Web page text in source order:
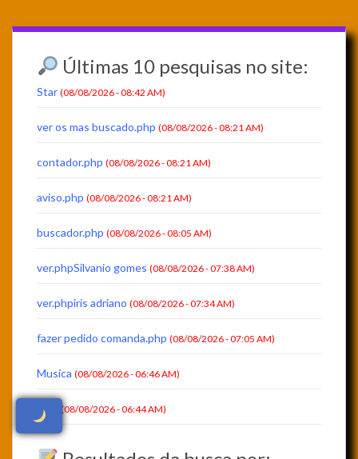
Últimas 10 pesquisas no site:
Star (08/08/2026 - 08:42 AM)
ver os mas buscado.php (08/08/2026 - 08:21 AM)
contador.php (08/08/2026 - 08:21 AM)
aviso.php (08/08/2026 - 08:21 AM)
buscador.php (08/08/2026 - 08:05 AM)
ver.phpSilvanio gomes (08/08/2026 - 07:38 AM)
ver.phpiris adriano (08/08/2026 - 07:34 AM)
fazer pedido comanda.php (08/08/2026 - 07:05 AM)
Musica (08/08/2026 - 06:46 AM)
Inss (08/08/2026 - 06:44 AM)